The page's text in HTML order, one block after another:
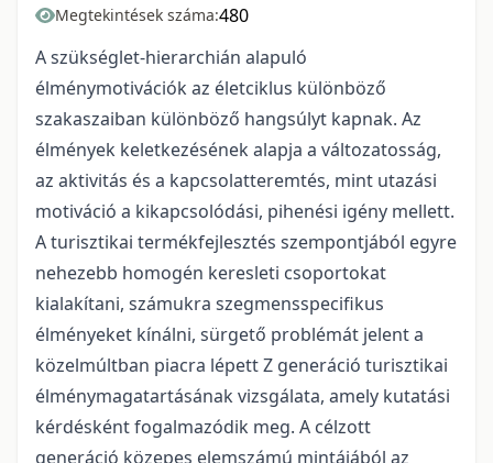
Megtekintések száma:480
A szükséglet-hierarchián alapuló
élménymotivációk az életciklus különböző
szakaszaiban különböző hangsúlyt kapnak. Az
élmények keletkezésének alapja a változatosság,
az aktivitás és a kapcsolatteremtés, mint utazási
motiváció a kikapcsolódási, pihenési igény mellett.
A turisztikai termékfejlesztés szempontjából egyre
nehezebb homogén keresleti csoportokat
kialakítani, számukra szegmensspecifikus
élményeket kínálni, sürgető problémát jelent a
közelmúltban piacra lépett Z generáció turisztikai
élménymagatartásának vizsgálata, amely kutatási
kérdésként fogalmazódik meg. A célzott
generáció közepes elemszámú mintájából az